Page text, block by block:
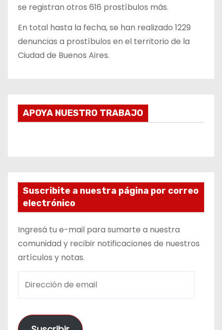
se registran otros 616 prostíbulos más.
En total hasta la fecha, se han realizado 1229
denuncias a prostíbulos en el territorio de la
Ciudad de Buenos Aires.
APOYA NUESTRO TRABAJO
Suscribite a nuestra página por correo
electrónico
Ingresá tu e-mail para sumarte a nuestra
comunidad y recibir notificaciones de nuestros
artículos y notas.
e